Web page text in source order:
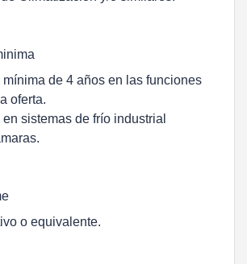
de 4 años en las funciones
oferta.
sistemas de frío industrial
o equivalente.